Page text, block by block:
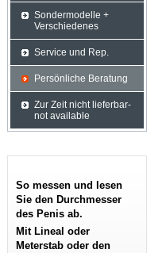
Sondermodelle +
Verschiedenes
Service und Rep.
Persönliche Beratung
Zur Zeit nicht lieferbar-
not available
So messen und lesen
Sie den Durchmesser
des Penis ab.
Mit Lineal oder
Meterstab oder den